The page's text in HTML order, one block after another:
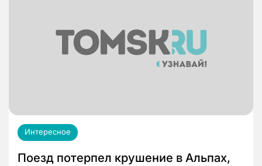
Интересное
Поезд потерпел крушение в Альпах,